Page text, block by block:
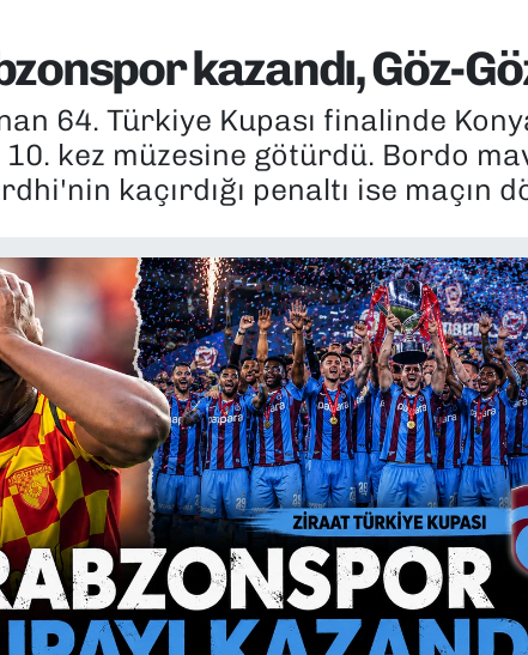
kazandı, Göz-
64. Türkiye Kupası finalinde
kez müzesine götürdü. Bordo
kaçırdığı penaltı ise maçın